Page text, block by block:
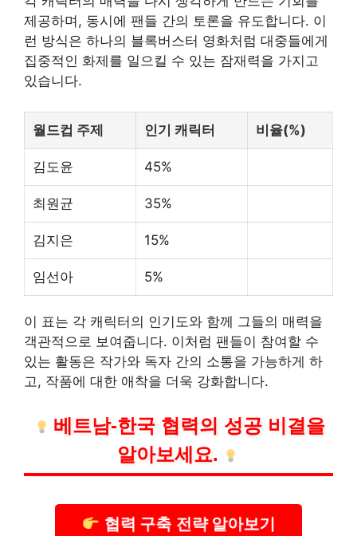
제공하며, 동시에 팬들 간의 토론을 유도합니다. 이
런 방식은 하나의 블록버스터 영화처럼 대중들에게
집중적인 화제를 일으킬 수 있는 잠재력을 가지고
있습니다.
월드컵 주제 인기 캐릭터 비율(%)
김도윤 45%
최원균 35%
김지은 15%
임선아 5%
이 표는 각 캐릭터의 인기도와 함께 그들의 매력을
객관적으로 보여줍니다. 이처럼 팬들이 참여할 수
있는 활동은 작가와 독자 간의 소통을 가능하게 하
고, 작품에 대한 애착을 더욱 강화합니다.
베트남-한국 협력의 성공 비결을
알아보세요.
협력 구축 전략 알아보기